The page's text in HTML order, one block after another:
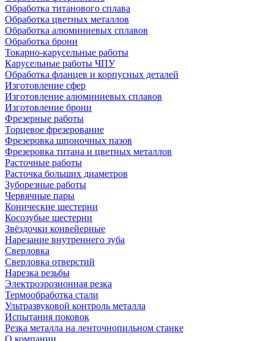
Обработка титанового сплава
Обработка цветных металлов
Обработка алюминиевых сплавов
Обработка брони
Токарно-карусельные работы
Карусельные работы ЧПУ
Обработка фланцев и корпусных деталей
Изготовление сфер
Изготовление алюминиевых сплавов
Изготовление брони
Фрезерные работы
Торцевое фрезерование
Фрезеровка шпоночных пазов
Фрезеровка титана и цветных металлов
Расточные работы
Расточка больших диаметров
Зуборезные работы
Червячные пары
Конические шестерни
Косозубые шестерни
Звёздочки конвейерные
Нарезание внутреннего зуба
Сверловка
Сверловка отверстий
Нарезка резьбы
Электроэрозионная резка
Термообработка стали
Ультразвуковой контроль металла
Испытания поковок
Резка металла на ленточнопильном станке